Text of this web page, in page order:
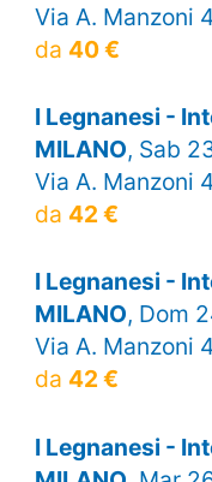
Via A. Manzoni
da 40 €
I Legnanesi -
MILANO, Sab
Via A. Manzoni
da 42 €
I Legnanesi -
MILANO, Dom
Via A. Manzoni
da 42 €
I Legnanesi -